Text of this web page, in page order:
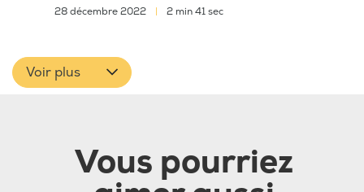
28 décembre 2022 | 2 min 41 sec
Voir plus
Vous pourriez